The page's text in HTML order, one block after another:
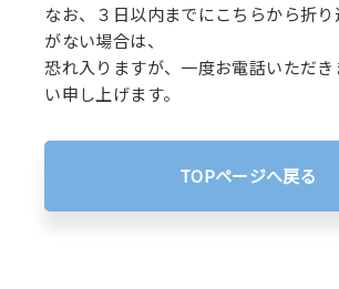
なお、３日以内までにこちらから折
がない場合は、
恐れ入りますが、一度お電話いただ
い申し上げます。
TOPページへ戻る